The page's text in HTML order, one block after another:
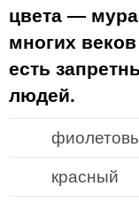
цвета —
многих
есть
людей.
красный